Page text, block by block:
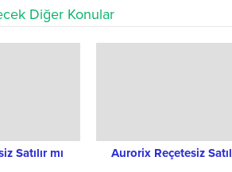
Diğer Konular
Satılır mı Aurorix Reçetesiz